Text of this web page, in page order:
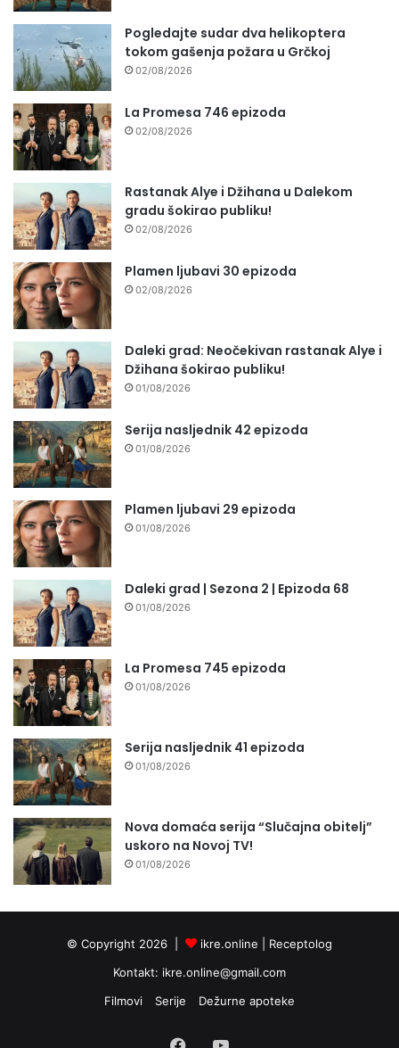
Pogledajte sudar dva helikoptera
tokom gašenja požara u Grčkoj
02/08/2026
La Promesa 746 epizoda
02/08/2026
Rastanak Alye i Džihana u Dalekom
gradu šokirao publiku!
02/08/2026
Plamen ljubavi 30 epizoda
02/08/2026
Daleki grad: Neočekivan rastanak Alye i
Džihana šokirao publiku!
01/08/2026
Serija nasljednik 42 epizoda
01/08/2026
Plamen ljubavi 29 epizoda
01/08/2026
Daleki grad | Sezona 2 | Epizoda 68
01/08/2026
La Promesa 745 epizoda
01/08/2026
Serija nasljednik 41 epizoda
01/08/2026
Nova domaća serija “Slučajna obitelj”
uskoro na Novoj TV!
01/08/2026
© Copyright 2026 | ikre.online | Receptolog
Kontakt: ikre.online@gmail.com
Filmovi
Serije Dežurne apoteke
FacebookYouTube